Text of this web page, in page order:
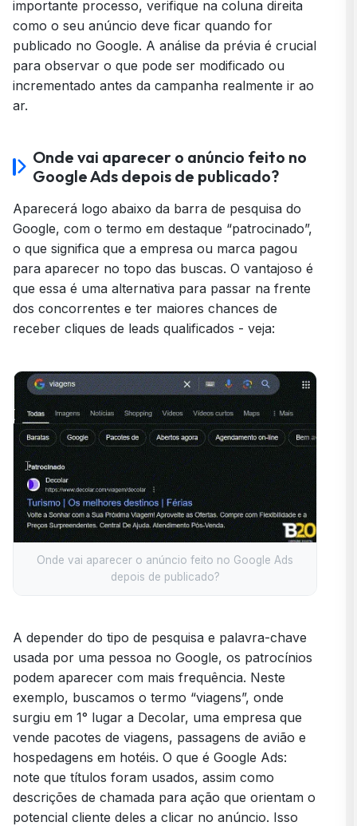
importante processo, verifique na coluna direita
como o seu anúncio deve ficar quando for
publicado no Google. A análise da prévia é crucial
para observar o que pode ser modificado ou
incrementado antes da campanha realmente ir ao
ar.
Onde vai aparecer o anúncio feito no
Google Ads depois de publicado?
Aparecerá logo abaixo da barra de pesquisa do
Google, com o termo em destaque “patrocinado”,
o que significa que a empresa ou marca pagou
para aparecer no topo das buscas. O vantajoso é
que essa é uma alternativa para passar na frente
dos concorrentes e ter maiores chances de
receber cliques de leads qualificados - veja:
Onde vai aparecer o anúncio feito no Google Ads
depois de publicado?
A depender do tipo de pesquisa e palavra-chave
usada por uma pessoa no Google, os patrocínios
podem aparecer com mais frequência. Neste
exemplo, buscamos o termo “viagens”, onde
surgiu em 1° lugar a Decolar, uma empresa que
vende pacotes de viagens, passagens de avião e
hospedagens em hotéis. O que é Google Ads:
note que títulos foram usados, assim como
descrições de chamada para ação que orientam o
potencial cliente deles a clicar no anúncio. Isso